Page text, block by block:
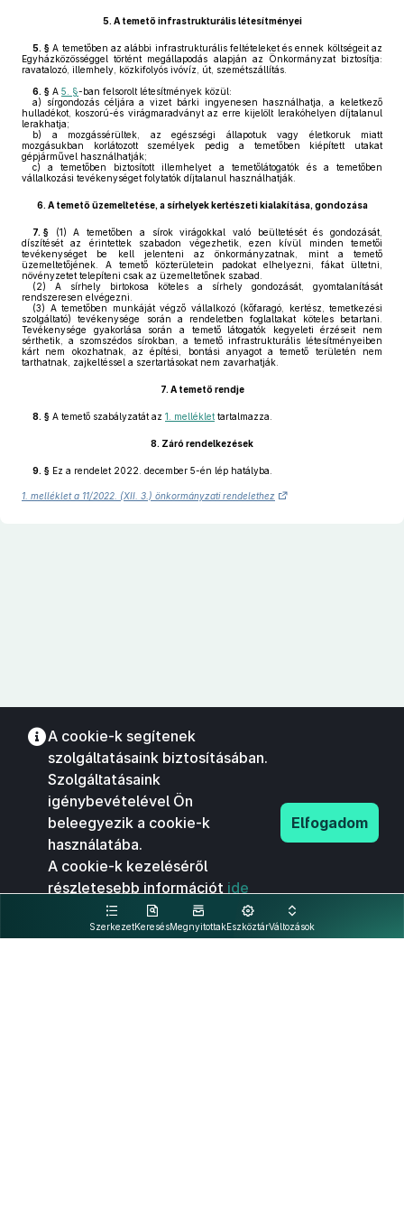
5. A temető infrastrukturális létesítményei
5. § A temetőben az alábbi infrastrukturális feltételeket és ennek költségeit az
Egyházközösséggel történt megállapodás alapján az Önkormányzat biztosítja:
ravatalozó, illemhely, közkifolyós ivóvíz, út, szemétszállítás.
6. § A 5. §-ban felsorolt létesítmények közül:
a) sírgondozás céljára a vizet bárki ingyenesen használhatja, a keletkező
hulladékot, koszorú-és virágmaradványt az erre kijelölt lerakóhelyen díjtalanul
lerakhatja;
b) a mozgássérültek, az egészségi állapotuk vagy életkoruk miatt
mozgásukban korlátozott személyek pedig a temetőben kiépített utakat
gépjárművel használhatják;
c) a temetőben biztosított illemhelyet a temetőlátogatók és a temetőben
vállalkozási tevékenységet folytatók díjtalanul használhatják.
6. A temető üzemeltetése, a sírhelyek kertészeti kialakítása, gondozása
7. § (1) A temetőben a sírok virágokkal való beültetését és gondozását,
díszítését az érintettek szabadon végezhetik, ezen kívül minden temetői
tevékenységet be kell jelenteni az önkormányzatnak, mint a temető
üzemeltetőjének. A temető közterületein padokat elhelyezni, fákat ültetni,
növényzetet telepíteni csak az üzemeltetőnek szabad.
(2) A sírhely birtokosa köteles a sírhely gondozását, gyomtalanítását
rendszeresen elvégezni.
(3) A temetőben munkáját végző vállalkozó (kőfaragó, kertész, temetkezési
szolgáltató) tevékenysége során a rendeletben foglaltakat köteles betartani.
Tevékenysége gyakorlása során a temető látogatók kegyeleti érzéseit nem
sérthetik, a szomszédos sírokban, a temető infrastrukturális létesítményeiben
kárt nem okozhatnak, az építési, bontási anyagot a temető területén nem
tarthatnak, zajkeltéssel a szertartásokat nem zavarhatják.
7. A temető rendje
8. § A temető szabályzatát az 1. melléklet tartalmazza.
8. Záró rendelkezések
9. § Ez a rendelet 2022. december 5-én lép hatályba.
1. melléklet a 11/2022. (XII. 3.) önkormányzati rendelethez
SzerkezetKeresésMegnyitottakEszköztárVáltozások
A cookie-k segítenek
szolgáltatásaink biztosításában.
Szolgáltatásaink
igénybevételével Ön
beleegyezik a cookie-k
használatába.
A cookie-k kezeléséről
részletesebb információt ide
kattintva olvashat.
Elfogadom